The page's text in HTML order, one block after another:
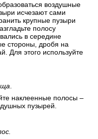
воздушные
исчезают сами
крупные пузыри
полосу
в середине
стороны, дробя на
Для этого используйте
.
наклеенные полосы –
пузырей.